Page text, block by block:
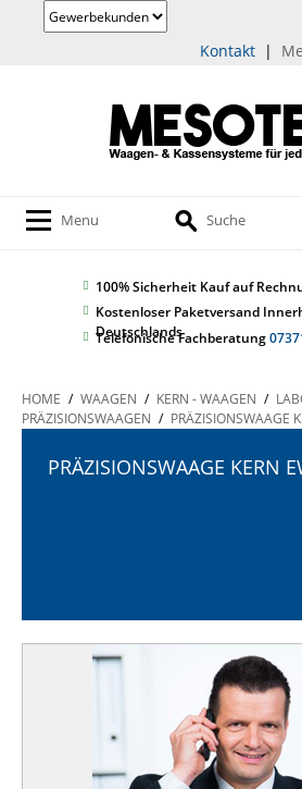
|
Kontakt
Menu Suche
100% Sicherheit Kauf auf
Kostenloser Paketversand
Deutschlands
Telefonische Fachberatung
HOME / WAAGEN / KERN - WAAGEN /
PRÄZISIONSWAAGEN / PRÄZISIONSWAAGE
PRÄZISIONSWAAGE KERN